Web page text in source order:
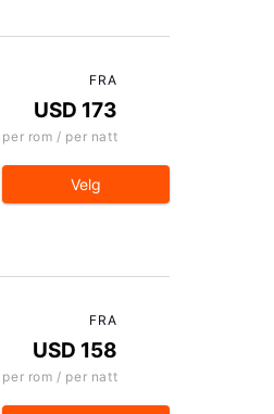
FRA
USD 173
per rom / per natt
Velg
FRA
USD 158
per rom / per natt